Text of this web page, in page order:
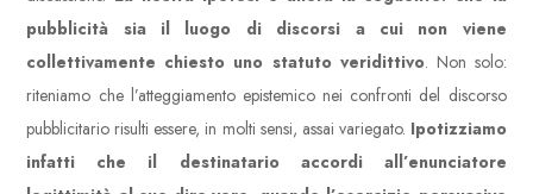
pubblicità sia il luogo di discorsi a cui non viene
collettivamente chiesto uno statuto veridittivo. Non solo:
riteniamo che l’atteggiamento epistemico nei confronti del discorso
pubblicitario risulti essere, in molti sensi, assai variegato. Ipotizziamo
infatti che il destinatario accordi all’enunciatore